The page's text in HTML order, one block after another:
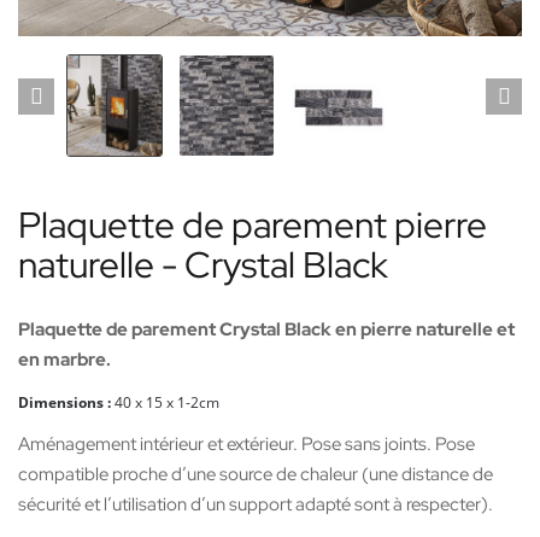
Plaquette de parement pierre
naturelle - Crystal Black
Plaquette de parement Crystal Black en pierre naturelle et
en marbre.
Dimensions :40 x 15 x 1-2cm
Aménagement intérieur et extérieur. Pose sans joints. Pose
compatible proche d’une source de chaleur (une distance de
sécurité et l’utilisation d’un support adapté sont à respecter).